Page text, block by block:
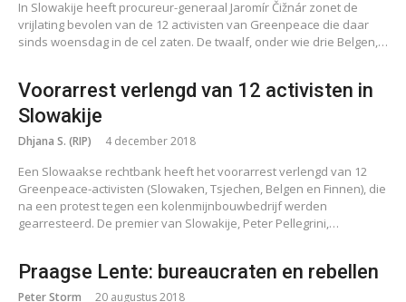
In Slowakije heeft procureur-generaal Jaromír Čižnár zonet de
vrijlating bevolen van de 12 activisten van Greenpeace die daar
sinds woensdag in de cel zaten. De twaalf, onder wie drie Belgen,…
Voorarrest verlengd van 12 activisten in
Slowakije
Dhjana S. (RIP) 4 december 2018
Een Slowaakse rechtbank heeft het voorarrest verlengd van 12
Greenpeace-activisten (Slowaken, Tsjechen, Belgen en Finnen), die
na een protest tegen een kolenmijnbouwbedrijf werden
gearresteerd. De premier van Slowakije, Peter Pellegrini,…
Praagse Lente: bureaucraten en rebellen
Peter Storm 20 augustus 2018